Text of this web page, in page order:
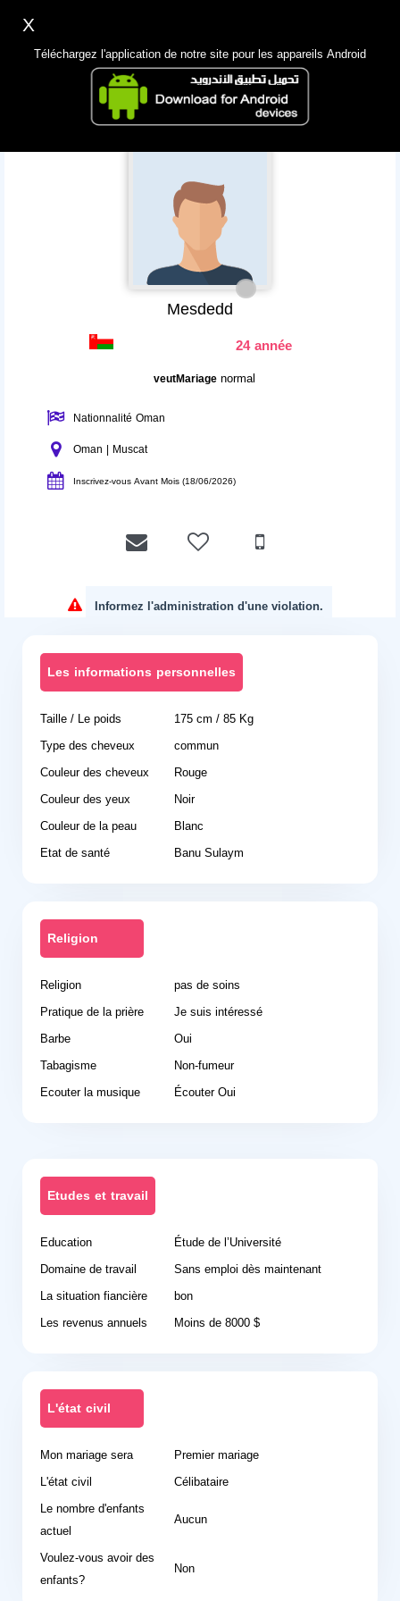
App Mobile
Mesdedd
24 année
veutMariagenormal
Nationnalité Oman
Oman | Muscat
Inscrivez-vous Avant Mois (18/06/2026)
Informez l'administration d'une violation.
Les informations personnelles
Taille / Le poids
175 cm / 85 Kg
Type des cheveux
commun
Couleur des cheveux
Rouge
Couleur des yeux
Noir
Couleur de la peau
Blanc
Etat de santé
Banu Sulaym
Religion
Religion
pas de soins
Pratique de la prière
Je suis intéressé
Barbe
Oui
Tabagisme
Non-fumeur
Ecouter la musique
Écouter Oui
Etudes et travail
Education
Étude de l’Université
Domaine de travail
Sans emploi dès maintenant
La situation fiancière
bon
Les revenus annuels
Moins de 8000 $
L'état civil
Mon mariage sera
Premier mariage
L'état civil
Célibataire
Le nombre d'enfants
actuel
Aucun
Voulez-vous avoir des
enfants?
Non
X
Téléchargez l'application de notre site pour les appareils Android